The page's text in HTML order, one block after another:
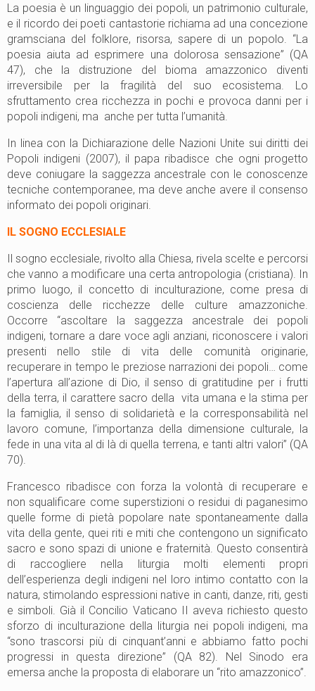
La poesia è un linguaggio dei popoli, un patrimonio culturale,
e il ricordo dei poeti cantastorie richiama ad una concezione
gramsciana del folklore, risorsa, sapere di un popolo. “La
poesia aiuta ad esprimere una dolorosa sensazione” (QA
47), che la distruzione del bioma amazzonico diventi
irreversibile per la fragilità del suo ecosistema. Lo
sfruttamento crea ricchezza in pochi e provoca danni per i
popoli indigeni, ma anche per tutta l’umanità.
In linea con la Dichiarazione delle Nazioni Unite sui diritti dei
Popoli indigeni (2007), il papa ribadisce che ogni progetto
deve coniugare la saggezza ancestrale con le conoscenze
tecniche contemporanee, ma deve anche avere il consenso
informato dei popoli originari.
IL SOGNO ECCLESIALE
Il sogno ecclesiale, rivolto alla Chiesa, rivela scelte e percorsi
che vanno a modificare una certa antropologia (cristiana). In
primo luogo, il concetto di inculturazione, come presa di
coscienza delle ricchezze delle culture amazzoniche.
Occorre “ascoltare la saggezza ancestrale dei popoli
indigeni, tornare a dare voce agli anziani, riconoscere i valori
presenti nello stile di vita delle comunità originarie,
recuperare in tempo le preziose narrazioni dei popoli… come
l’apertura all’azione di Dio, il senso di gratitudine per i frutti
della terra, il carattere sacro della vita umana e la stima per
la famiglia, il senso di solidarietà e la corresponsabilità nel
lavoro comune, l’importanza della dimensione culturale, la
fede in una vita al di là di quella terrena, e tanti altri valori” (QA
70).
Francesco ribadisce con forza la volontà di recuperare e
non squalificare come superstizioni o residui di paganesimo
quelle forme di pietà popolare nate spontaneamente dalla
vita della gente, quei riti e miti che contengono un significato
sacro e sono spazi di unione e fraternità. Questo consentirà
di raccogliere nella liturgia molti elementi propri
dell’esperienza degli indigeni nel loro intimo contatto con la
natura, stimolando espressioni native in canti, danze, riti, gesti
e simboli. Già il Concilio Vaticano II aveva richiesto questo
sforzo di inculturazione della liturgia nei popoli indigeni, ma
“sono trascorsi più di cinquant’anni e abbiamo fatto pochi
progressi in questa direzione” (QA 82). Nel Sinodo era
emersa anche la proposta di elaborare un “rito amazzonico”.